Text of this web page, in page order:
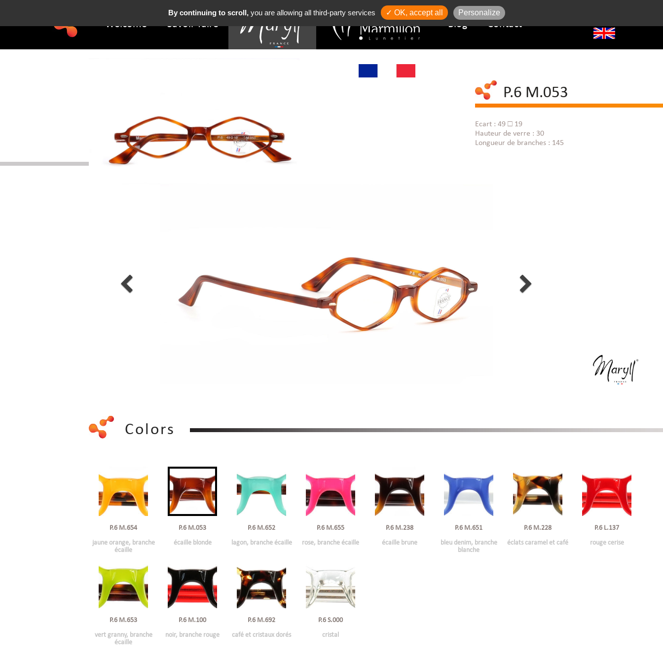
Welcome Savoir-faire Blog Contact
P.6 M.053
Ecart : 49 □ 19
Hauteur de verre : 30
Longueur de branches : 145
Colors
P.6 M.654
jaune orange, branche
écaille
P.6 M.053
écaille blonde
P.6 M.652
lagon, branche écaille
P.6 M.655
rose, branche écaille
P.6 M.238
écaille brune
P.6 M.651
bleu denim, branche
blanche
P.6 M.228
éclats caramel et café
P.6 L.137
rouge cerise
P.6 M.653
vert granny, branche
écaille
P.6 M.100
noir, branche rouge
P.6 M.692
café et cristaux dorés
P.6 S.000
cristal
By continuing to scroll,you are allowing all third-party services ✓ OK, accept all Personalize